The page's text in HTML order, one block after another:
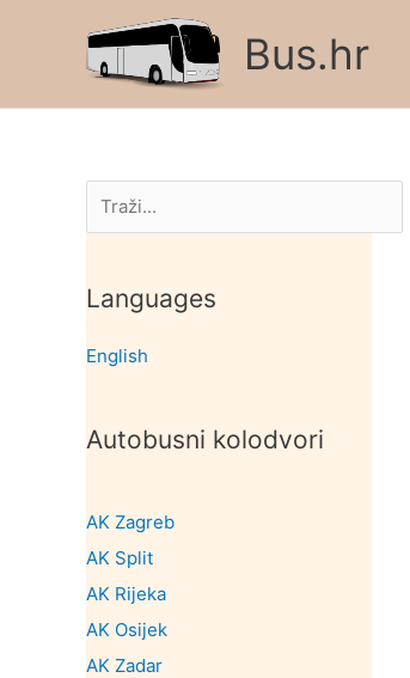
Bus.hr
Pretraga
Languages
English
Autobusni kolodvori
AK Zagreb
AK Split
AK Rijeka
AK Osijek
AK Zadar